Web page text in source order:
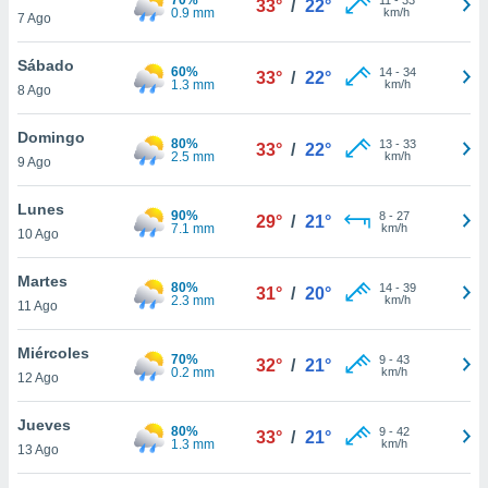
más
nuestra
y
de
disponible
cookies
aceptar
7 Ago
0.9 mm
33° / 22°
km/h
Sábado
8 Ago
60%
1.3 mm
33° / 22° 14- 34
km/h
Domingo
9 Ago
80%
2.5 mm
33° / 22° 13- 33
km/h
Lunes
10 Ago
90%
7.1 mm
29° / 21° 8- 27
km/h
Martes
11 Ago
80%
2.3 mm
31° / 20° 14- 39
km/h
Miércoles
12 Ago
70%
0.2 mm
32° / 21° 9- 43
km/h
Jueves
13 Ago
80%
1.3 mm
33° / 21° 9- 42
km/h